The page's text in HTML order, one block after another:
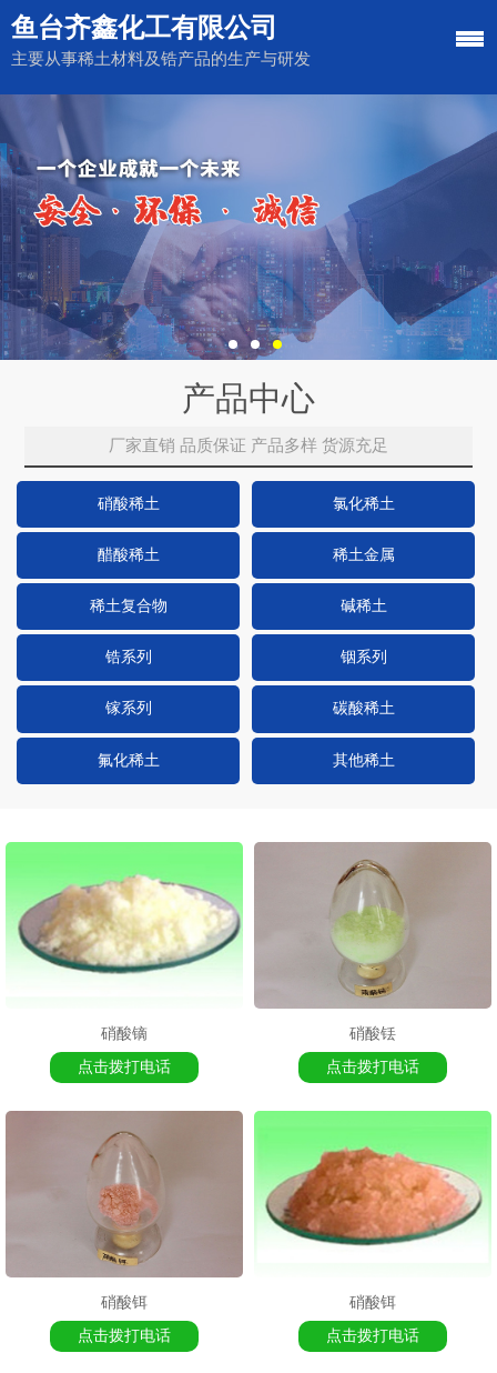
鱼台齐鑫化工有限公司
主要从事稀土材料及锆产品的生产与研发
1 2 2
产品中心
厂家直销 品质保证 产品多样 货源充足
硝酸稀土 氯化稀土
醋酸稀土 稀土金属
稀土复合物 碱稀土
锆系列 铟系列
镓系列 碳酸稀土
氟化稀土 其他稀土
硝酸镝
点击拨打电话
硝酸铥
点击拨打电话
硝酸铒
点击拨打电话
硝酸铒
点击拨打电话